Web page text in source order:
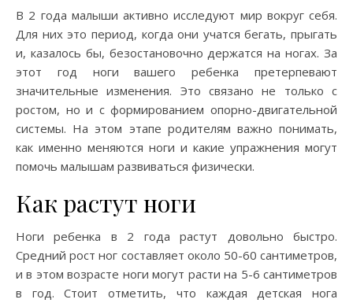
В 2 года малыши активно исследуют мир вокруг себя.
Для них это период, когда они учатся бегать, прыгать
и, казалось бы, безостановочно держатся на ногах. За
этот год ноги вашего ребенка претерпевают
значительные изменения. Это связано не только с
ростом, но и с формированием опорно-двигательной
системы. На этом этапе родителям важно понимать,
как именно меняются ноги и какие упражнения могут
помочь малышам развиваться физически.
Как растут ноги
Ноги ребенка в 2 года растут довольно быстро.
Средний рост ног составляет около 50-60 сантиметров,
и в этом возрасте ноги могут расти на 5-6 сантиметров
в год. Стоит отметить, что каждая детская нога